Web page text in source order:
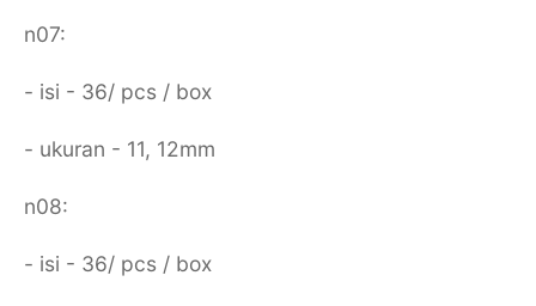
n07:
- isi - 36/ pcs / box
- ukuran - 11, 12mm
n08:
- isi - 36/ pcs / box